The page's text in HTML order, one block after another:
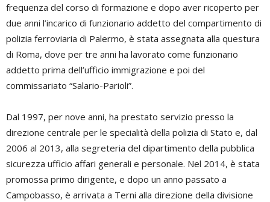
frequenza del corso di formazione e dopo aver ricoperto per
due anni l’incarico di funzionario addetto del compartimento di
polizia ferroviaria di Palermo, è stata assegnata alla questura
di Roma, dove per tre anni ha lavorato come funzionario
addetto prima dell’ufficio immigrazione e poi del
commissariato “Salario-Parioli”.
Dal 1997, per nove anni, ha prestato servizio presso la
direzione centrale per le specialità della polizia di Stato e, dal
2006 al 2013, alla segreteria del dipartimento della pubblica
sicurezza ufficio affari generali e personale. Nel 2014, è stata
promossa primo dirigente, e dopo un anno passato a
Campobasso, è arrivata a Terni alla direzione della divisione